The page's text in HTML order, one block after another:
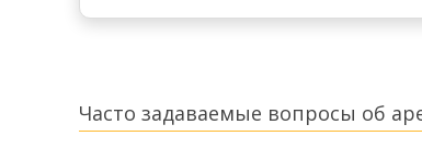
Часто задаваемые вопросы об